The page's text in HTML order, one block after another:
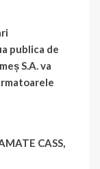
publica de
S.A. va
CASS,